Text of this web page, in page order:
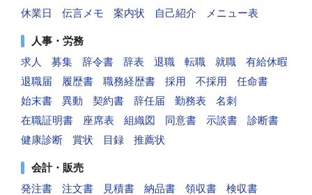
休業日
伝言メモ 案内状 自己紹介 メニュー表
人事・労務
求人
募集 辞令書 辞表 退職 転職 就職
有給休暇
退職届
履歴書 職務経歴書 採用 不採用
任命書
始末書
異動 契約書 辞任届 勤務表
名刺
在職証明書
座席表 組織図 同意書 示談書
診断書
健康診断
賞状 目録 推薦状
会計・販売
発注書
注文書 見積書 納品書 領収書
検収書